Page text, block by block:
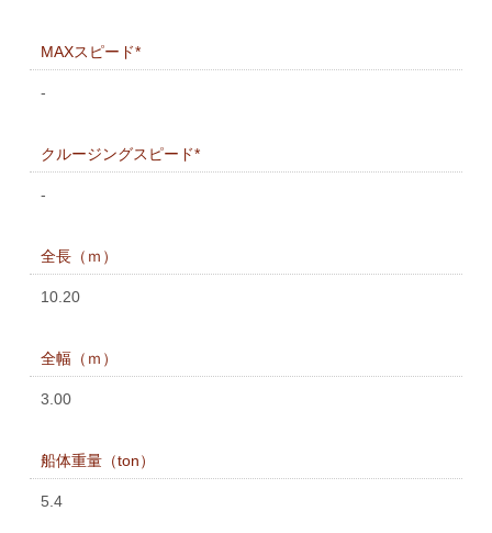
MAXスピード*
-
クルージングスピード*
-
全長（ｍ）
10.20
全幅（ｍ）
3.00
船体重量（ton）
5.4